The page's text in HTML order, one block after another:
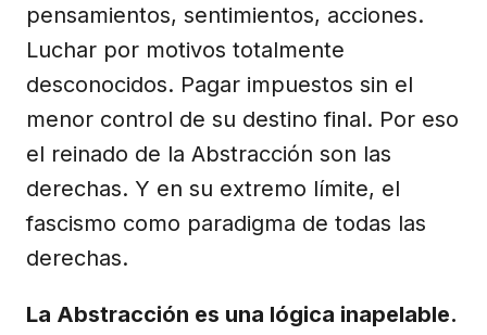
pensamientos, sentimientos, acciones.
Luchar por motivos totalmente
desconocidos. Pagar impuestos sin el
menor control de su destino final. Por eso
el reinado de la Abstracción son las
derechas. Y en su extremo límite, el
fascismo como paradigma de todas las
derechas.
La Abstracción es una lógica inapelable.